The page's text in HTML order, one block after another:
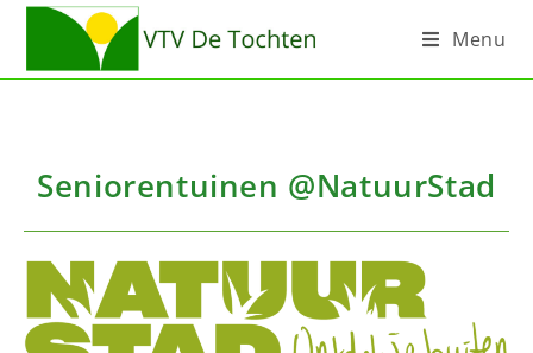
Menu
Seniorentuinen @NatuurStad